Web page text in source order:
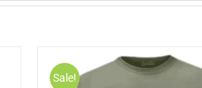
Sale!